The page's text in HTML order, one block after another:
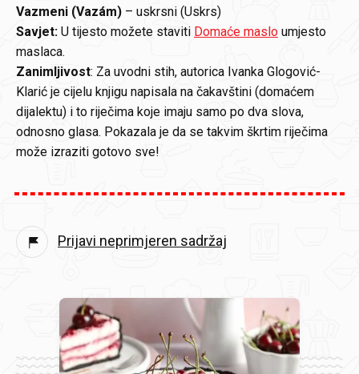
Vazmeni (Vazám) – uskrsni (Uskrs)
Savjet: U tijesto možete staviti Domaće maslo umjesto
maslaca.
Zanimljivost: Za uvodni stih, autorica Ivanka Glogović-
Klarić je cijelu knjigu napisala na čakavštini (domaćem
dijalektu) i to riječima koje imaju samo po dva slova,
odnosno glasa. Pokazala je da se takvim škrtim riječima
može izraziti gotovo sve!
Prijavi neprimjeren sadržaj